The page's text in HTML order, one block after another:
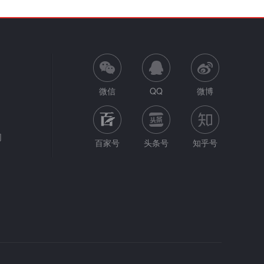
微信 QQ 微博
百家号 头条号 知乎号